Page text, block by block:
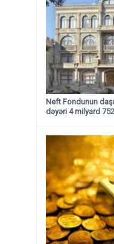
Neft Fondunun
dəyəri 4 milyard